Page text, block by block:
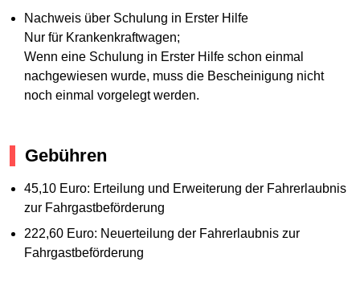
Nachweis über Schulung in Erster Hilfe
Nur für Krankenkraftwagen;
Wenn eine Schulung in Erster Hilfe schon einmal
nachgewiesen wurde, muss die Bescheinigung nicht
noch einmal vorgelegt werden.
Gebühren
45,10 Euro: Erteilung und Erweiterung der Fahrerlaubnis
zur Fahrgastbeförderung
222,60 Euro: Neuerteilung der Fahrerlaubnis zur
Fahrgastbeförderung